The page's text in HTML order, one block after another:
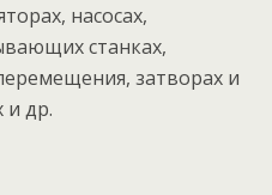
насосах,
станках,
затворах и
и др.